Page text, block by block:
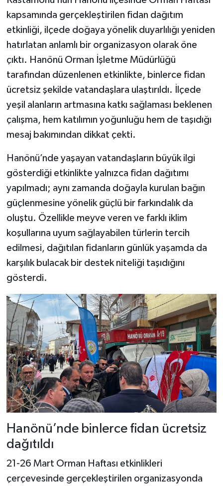
kapsamında gerçekleştirilen fidan dağıtım
etkinliği, ilçede doğaya yönelik duyarlılığı yeniden
hatırlatan anlamlı bir organizasyon olarak öne
çıktı. Hanönü Orman İşletme Müdürlüğü
tarafından düzenlenen etkinlikte, binlerce fidan
ücretsiz şekilde vatandaşlara ulaştırıldı. İlçede
yeşil alanların artmasına katkı sağlaması beklenen
çalışma, hem katılımın yoğunluğu hem de taşıdığı
mesaj bakımından dikkat çekti.
Hanönü’nde yaşayan vatandaşların büyük ilgi
gösterdiği etkinlikte yalnızca fidan dağıtımı
yapılmadı; aynı zamanda doğayla kurulan bağın
güçlenmesine yönelik güçlü bir farkındalık da
oluştu. Özellikle meyve veren ve farklı iklim
koşullarına uyum sağlayabilen türlerin tercih
edilmesi, dağıtılan fidanların günlük yaşamda da
karşılık bulacak bir destek niteliği taşıdığını
gösterdi.
Hanönü’nde binlerce fidan ücretsiz
dağıtıldı
21-26 Mart Orman Haftası etkinlikleri
çerçevesinde gerçekleştirilen organizasyonda
Merkez Haberleri
Pınarbaşı Haberleri
Şenpazar Haberleri
Seydiler Haberleri
Tosya Haberleri
Karadeniz Haberleri
Ulusal Haberler
Teknoloji Haberleri
Siyaset Haberleri
Dünya Haberleri
Haber Arşivi